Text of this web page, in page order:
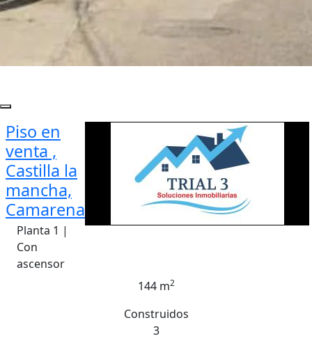
Piso en
venta ,
Castilla la
mancha,
Camarena
Planta 1 |
Con
ascensor
144 m2
Construidos
3